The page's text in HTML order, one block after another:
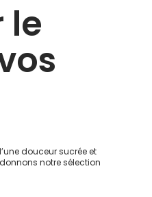
le
douceur sucrée et
notre sélection